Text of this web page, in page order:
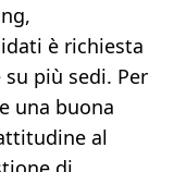
è richiesta
più sedi. Per
una buona
al